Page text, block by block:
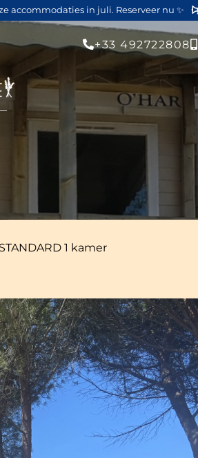
accommodaties in juli. Reserveer nu ✨
+33 492722808
1 kamer